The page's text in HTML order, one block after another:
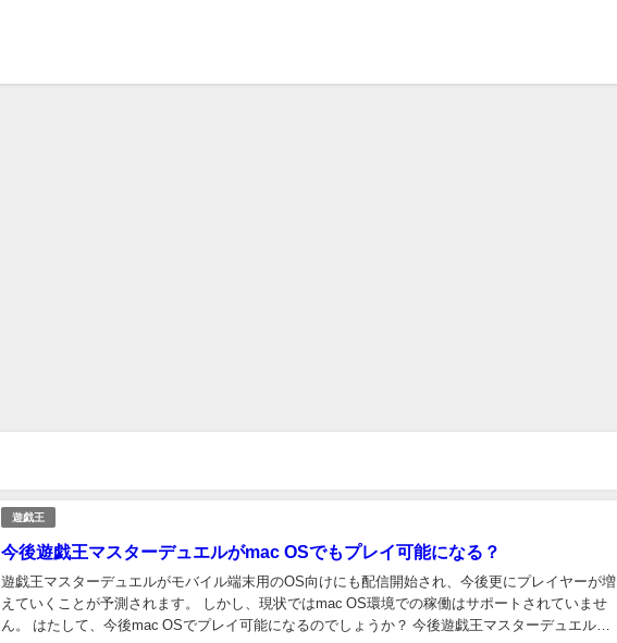
遊戯王
今後遊戯王マスターデュエルがmac OSでもプレイ可能になる？
遊戯王マスターデュエルがモバイル端末用のOS向けにも配信開始され、今後更にプレイヤーが増
えていくことが予測されます。 しかし、現状ではmac OS環境での稼働はサポートされていませ
ん。 はたして、今後mac OSでプレイ可能になるのでしょうか？ 今後遊戯王マスターデュエルが